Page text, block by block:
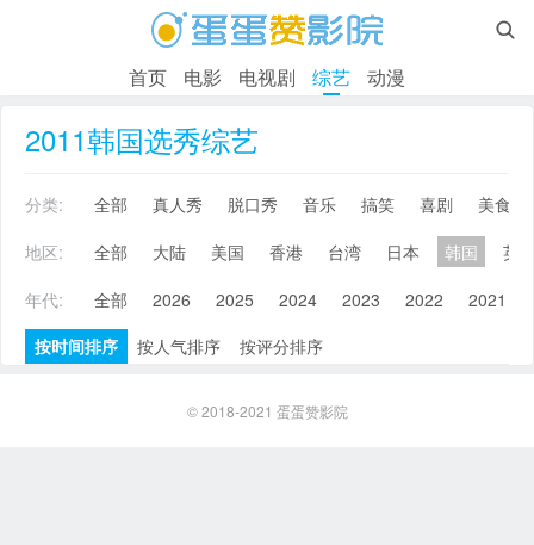

首页 电影 电视剧 综艺 动漫
2011韩国选秀综艺
分类: 全部 真人秀 脱口秀 音乐 搞笑 喜剧
美食
地区:
全部 大陆 美国 香港 台湾 日本 韩国
英
年代:
全部 2026 2025 2024 2023 2022 2021
按时间排序
按人气排序 按评分排序
© 2018-2021 蛋蛋赞影院